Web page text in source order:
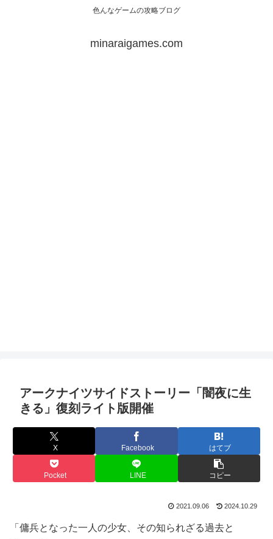
色んなゲームの攻略ブログ
minaraigames.com
アークナイツサイドストーリー「闇夜に生
きる」復刻ライト版開催
X Facebook はてブ
Pocket LINE コピー
2021.09.06 2024.10.29
「傭兵となった一人の少女、その知られざる過去と